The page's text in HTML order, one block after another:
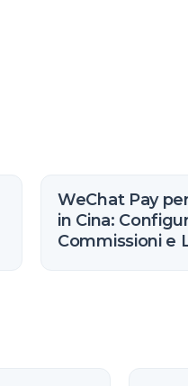
WeChat Pay
in Cina:
Commissioni e